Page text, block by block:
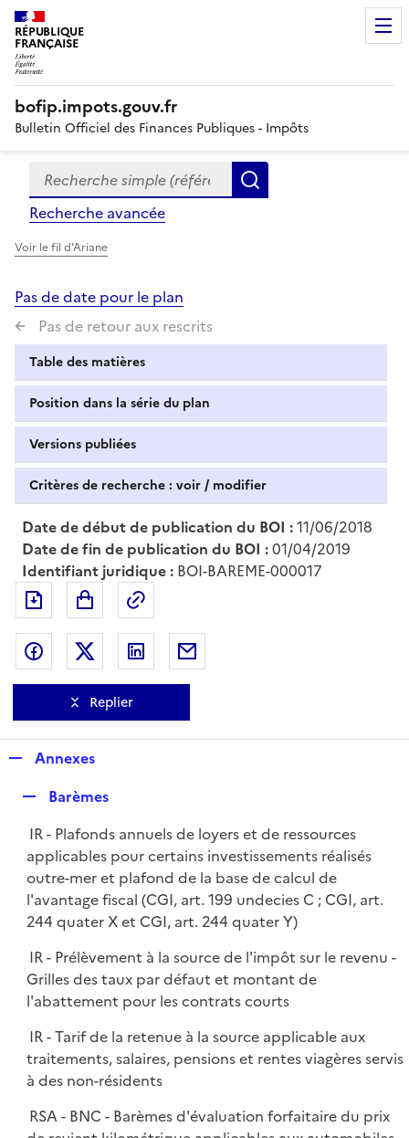
RÉPUBLIQUE
FRANÇAISE
bofip.impots.gouv.fr
Bulletin Officiel des Finances Publiques - Impôts
Formulaire
de
recherche
Recherche simple (références, mots clés, partie du
Recherche avancée
Voir le fil d'Ariane
Pas de date pour le plan
Pas de retour aux rescrits
Table des matières
Position dans la série du plan
Versions publiées
Critères de recherche : voir / modifier
Date de début de publication du BOI :11/06/2018
Date de fin de publication du BOI :01/04/2019
Identifiant juridique : BOI-BAREME-000017
Exporter le document au format pdf
Partager sur Facebook
Partager sur Twitter
Partager sur LinkedIn
Replier
p
e
r
Annexes
p
l
i
e
r
Barèmes
IR - Plafonds annuels de loyers et de ressources
applicables pour certains investissements réalisés
outre-mer et plafond de la base de calcul de
l'avantage fiscal (CGI, art. 199 undecies C ; CGI, art.
244 quater X et CGI, art. 244 quater Y)
IR - Prélèvement à la source de l'impôt sur le revenu -
Grilles des taux par défaut et montant de
l'abattement pour les contrats courts
IR - Tarif de la retenue à la source applicable aux
traitements, salaires, pensions et rentes viagères servis
à des non-résidents
RSA - BNC - Barèmes d'évaluation forfaitaire du prix